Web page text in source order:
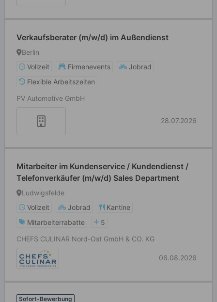
Verkaufsberater (m/w/d) im Außendienst
Berlin
Vollzeit
Firmenevents
Jobrad
Flexible Arbeitszeiten
PV Automotive GmbH
28.07.2026
Mitarbeiter im Kundenservice / Kundendienst /
Telefonverkäufer (m/w/d) Sales Department
Ludwigsfelde
Vollzeit
Jobrad
Kantine
Mitarbeiterrabatte
5
CHEFS CULINAR Nord-Ost GmbH & CO. KG
06.08.2026
Sofort-Bewerbung